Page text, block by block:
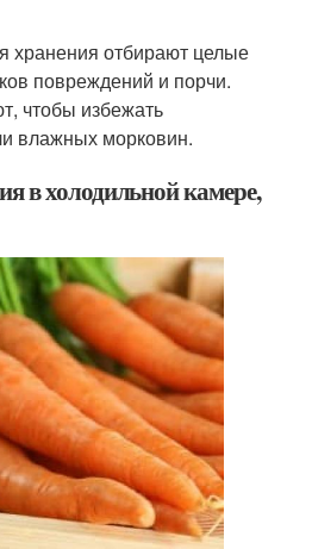
отбирают целые
повреждений и порчи.
чтобы избежать
влажных морковин.
в холодильной камере,